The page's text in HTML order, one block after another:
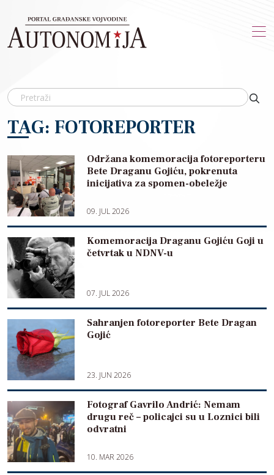
TAG: FOTOREPORTER
Održana komemoracija fotoreporteru
Bete Draganu Gojiću, pokrenuta
inicijativa za spomen-obeležje
09. JUL 2026
Komemoracija Draganu Gojiću Goji u
četvrtak u NDNV-u
07. JUL 2026
Sahranjen fotoreporter Bete Dragan
Gojić
23. JUN 2026
Fotograf Gavrilo Andrić: Nemam
drugu reč – policajci su u Loznici bili
odvratni
10. MAR 2026